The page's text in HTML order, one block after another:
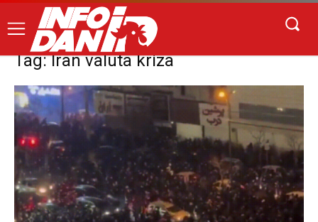
Tag: Iran valuta kriza